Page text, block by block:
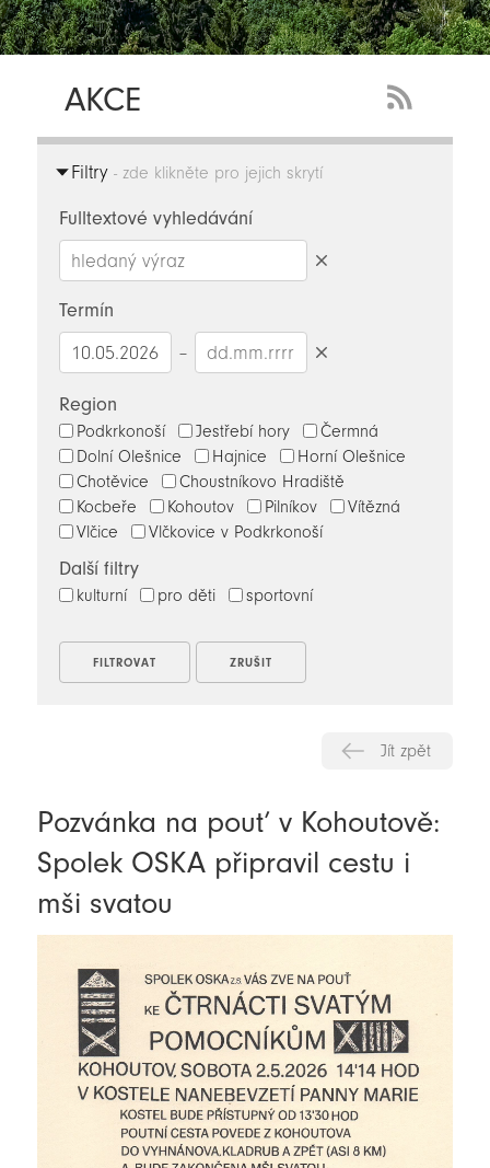
AKCE
Feed
Filtry- zde klikněte pro jejich skrytí
Fulltextové vyhledávání
Termín
–
Region
Podkrkonoší Jestřebí hory
Čermná
Dolní Olešnice
Hajnice
Horní Olešnice
Chotěvice
Choustníkovo Hradiště
Kocbeře
Kohoutov Pilníkov
Vítězná
Vlčice
Vlčkovice v Podkrkonoší
Další filtry
kulturní pro děti sportovní
Jít zpět
Pozvánka na pouť v Kohoutově:
Spolek OSKA připravil cestu i
mši svatou